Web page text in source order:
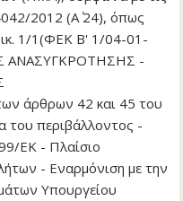
2012 (Α΄ 24), όπως
1/1(ΦΕΚ Β' 1/04-01-
ΑΝΑΣΥΓΚΡΟΤΗΣΗΣ -
άρθρων 42 και 45 του
του περιβάλλοντος -
ΕΚ - Πλαίσιο
- Εναρμόνιση με την
Υπουργείου